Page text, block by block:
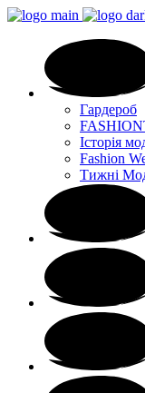
Гардероб
Історія
Fashion
Тижні